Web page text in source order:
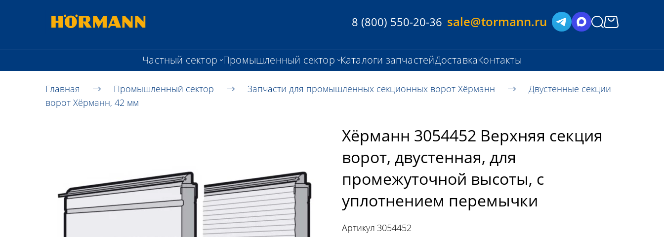
8 (800) 550-20-36 sale@tormann.ru
Частный сектор Промышленный сектор Каталоги запчастейДоставкаКонтакты
Главная Промышленный сектор Запчасти для промышленных секционных ворот Хёрманн
Двустенные секции
ворот Хёрманн, 42 мм
Хёрманн 3054452 Верхняя секция
ворот, двустенная, для
промежуточной высоты, с
уплотнением перемычки
Артикул 3054452